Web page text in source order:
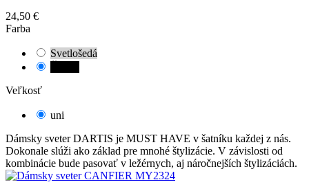
24,50 €
Farba
Svetlošedá
Veľkosť
uni
Dámsky sveter DARTIS je MUST HAVE v šatníku každej z nás.
Dokonale slúži ako základ pre mnohé štylizácie. V závislosti od
kombinácie bude pasovať v ležérnych, aj náročnejších štylizáciách.